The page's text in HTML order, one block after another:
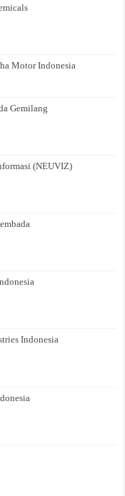
Motor Indonesia
Gemilang
(NEUVIZ)
Indonesia